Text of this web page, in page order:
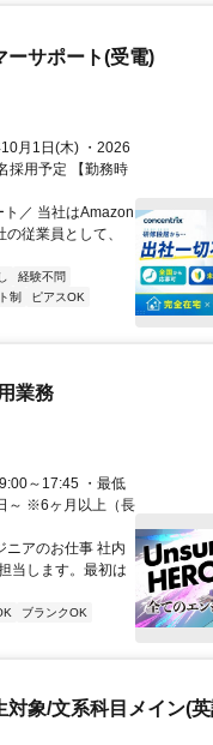
ーサポート(受電)
月1日(木) ・2026
採用予定 【勤務時
／ 当社はAmazon
従業員として、
経験不問
制
ピアスOK
業務
～17:45 ・最低
～ ※6ヶ月以上（長
ニアのお仕事 社内
当します。最初は
ブランクOK
対象/文系科目メイン(